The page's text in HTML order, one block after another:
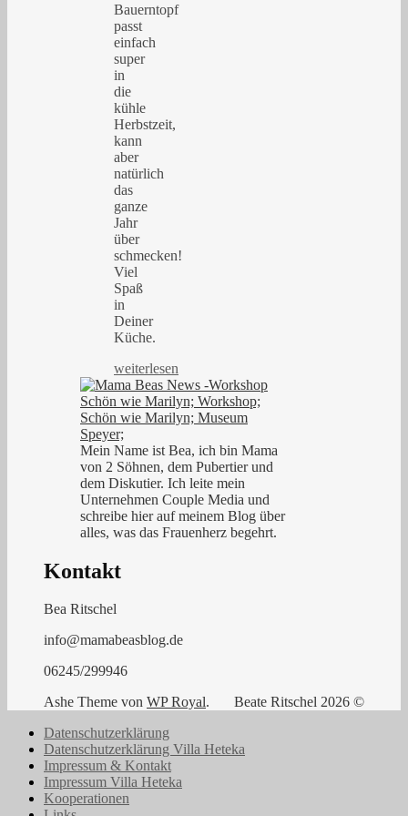
Bauerntopf
passt
einfach
super
in
die
kühle
Herbstzeit,
kann
aber
natürlich
das
ganze
Jahr
über
schmecken!
Viel
Spaß
in
Deiner
Küche.
weiterlesen
Mein Name ist Bea, ich bin Mama
von 2 Söhnen, dem Pubertier und
dem Diskutier. Ich leite mein
Unternehmen Couple Media und
schreibe hier auf meinem Blog über
alles, was das Frauenherz begehrt.
Kontakt
Bea Ritschel
info@mamabeasblog.de
06245/299946
Beate Ritschel 2026 ©
Ashe Theme von WP Royal.
Datenschutzerklärung
Datenschutzerklärung Villa Heteka
Impressum & Kontakt
Impressum Villa Heteka
Kooperationen